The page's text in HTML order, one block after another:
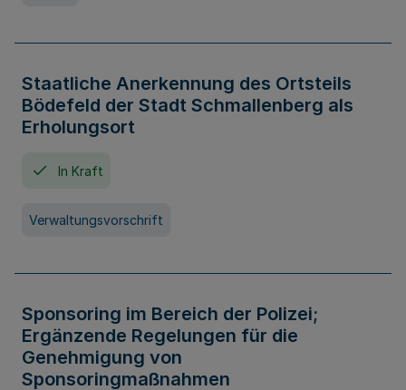
Staatliche Anerkennung des Ortsteils
Bödefeld der Stadt Schmallenberg als
Erholungsort
In Kraft
Verwaltungsvorschrift
Sponsoring im Bereich der Polizei;
Ergänzende Regelungen für die
Genehmigung von
Sponsoringmaßnahmen